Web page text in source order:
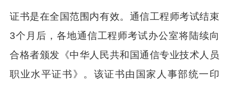
证书是在全国范围内有效。通信工程师考试结束
3个月后，各地通信工程师考试办公室将陆续向
合格者颁发《中华人民共和国通信专业技术人员
职业水平证书》。该证书由国家人事部统一印